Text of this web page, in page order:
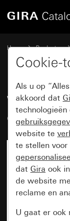
Home Producten
Schakelen en
Wip 2-
Cookie-
Als u op
akkoord dat
website te
te stellen
dat Gira ook
de website
reclame en
U gaat er ook